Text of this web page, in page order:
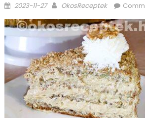
Posted
2023-11-27 Author
OkosReceptek